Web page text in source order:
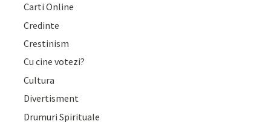
Carti Online
Credinte
Crestinism
Cu cine votezi?
Cultura
Divertisment
Drumuri Spirituale